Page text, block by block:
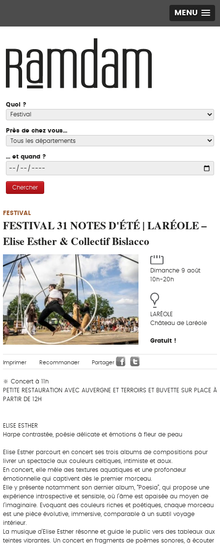
MENU
Quoi ?
Près de chez vous...
... et quand ?
Chercher
FESTIVAL
FESTIVAL 31 NOTES D'ÉTÉ | LARÉOLE –
Elise Esther & Collectif Bislacco
Dimanche 9 août
10h-20h
LARÉOLE
Château de Laréole
Gratuit !
Imprimer Recommander Partager
🔆 Concert à 11h
PETITE RESTAURATION AVEC AUVERGNE ET TERROIRS ET BUVETTE SUR PLACE À
PARTIR DE 12H
ELISE ESTHER
Harpe contrastée, poésie délicate et émotions à fleur de peau
Elise Esther parcourt en concert ses trois albums de compositions pour
livrer un spectacle aux couleurs celtiques, intimiste et doux.
En concert, elle mêle des textures aquatiques et une profondeur
émotionnelle qui captivent dès le premier morceau.
Elle y présente notamment son dernier album, “Poesia”, qui propose une
expérience introspective et sensible, où l’âme est apaisée au moyen de
l’imaginaire. Evoquant des couleurs riches et poétiques, chaque morceau
est une pièce évolutive, immersive, comparable à un subtil voyage
intérieur.
La musique d’Elise Esther résonne et guide le public vers des tableaux aux
teintes vibrantes. Un concert en fragments de poèmes sonores, à écouter